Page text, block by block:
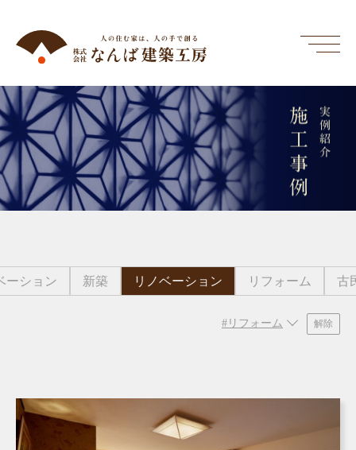
実例紹介
施工事例
ーション 新築 リノベーション リフォーム 古
#リフォーム 解除